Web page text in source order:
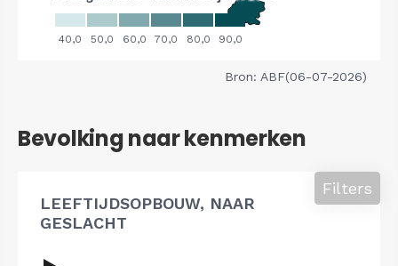
Bron: ABF(06-07-2026)
Bevolking naar kenmerken
LEEFTIJDSOPBOUW, NAAR
GESLACHT
Filters